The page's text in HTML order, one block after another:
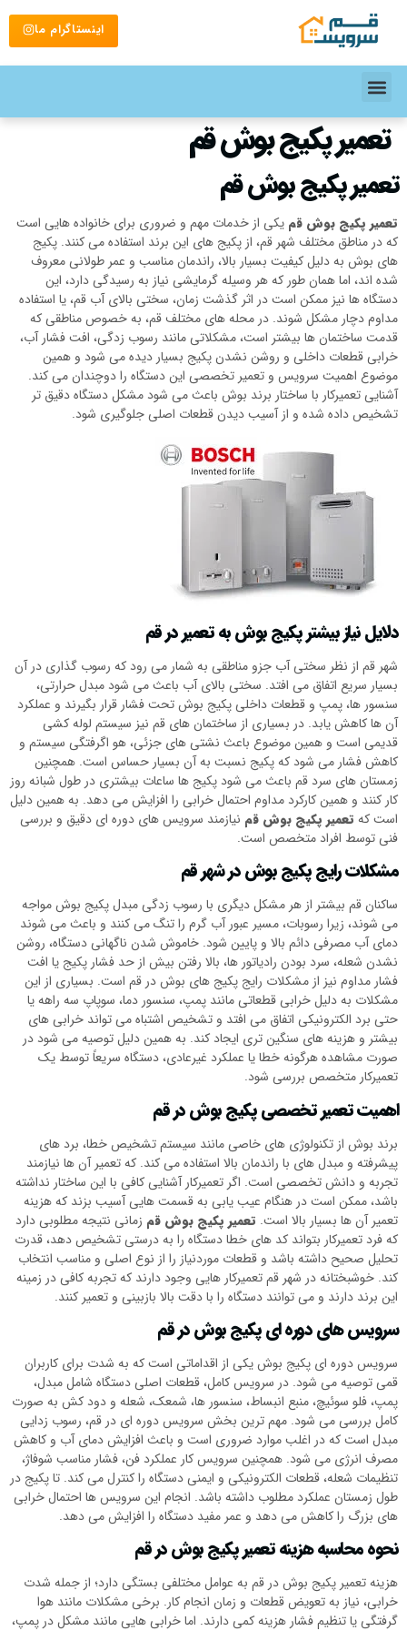
اینستاگرام ما
تعمیر پکیج بوش قم
تعمیر پکیج بوش قم
تعمیر پکیج بوش قم یکی از خدمات مهم و ضروری برای خانواده هایی است
که در مناطق مختلف شهر قم، از پکیج های این برند استفاده می کنند. پکیج
های بوش به دلیل کیفیت بسیار بالا، راندمان مناسب و عمر طولانی معروف
شده اند، اما همان طور که هر وسیله گرمایشی نیاز به رسیدگی دارد، این
دستگاه ها نیز ممکن است در اثر گذشت زمان، سختی بالای آب قم، یا استفاده
مداوم دچار مشکل شوند. در محله های مختلف قم، به خصوص مناطقی که
قدمت ساختمان ها بیشتر است، مشکلاتی مانند رسوب زدگی، افت فشار آب،
خرابی قطعات داخلی و روشن نشدن پکیج بسیار دیده می شود و همین
موضوع اهمیت سرویس و تعمیر تخصصی این دستگاه را دوچندان می کند.
آشنایی تعمیرکار با ساختار برند بوش باعث می شود مشکل دستگاه دقیق تر
تشخیص داده شده و از آسیب دیدن قطعات اصلی جلوگیری شود.
دلایل نیاز بیشتر پکیج بوش به تعمیر در قم
شهر قم از نظر سختی آب جزو مناطقی به شمار می رود که رسوب گذاری در آن
بسیار سریع اتفاق می افتد. سختی بالای آب باعث می شود مبدل حرارتی،
سنسور ها، پمپ و قطعات داخلی پکیج بوش تحت فشار قرار بگیرند و عملکرد
آن ها کاهش یابد. در بسیاری از ساختمان های قم نیز سیستم لوله کشی
قدیمی است و همین موضوع باعث نشتی های جزئی، هو اگرفتگی سیستم و
کاهش فشار می شود که پکیج نسبت به آن بسیار حساس است. همچنین
زمستان های سرد قم باعث می شود پکیج ها ساعات بیشتری در طول شبانه روز
کار کنند و همین کارکرد مداوم احتمال خرابی را افزایش می دهد. به همین دلیل
است که تعمیر پکیج بوش قم نیازمند سرویس های دوره ای دقیق و بررسی
فنی توسط افراد متخصص است.
مشکلات رایج پکیج بوش در شهر قم
ساکنان قم بیشتر از هر مشکل دیگری با رسوب زدگی مبدل پکیج بوش مواجه
می شوند، زیرا رسوبات، مسیر عبور آب گرم را تنگ می کنند و باعث می شوند
دمای آب مصرفی دائم بالا و پایین شود. خاموش شدن ناگهانی دستگاه، روشن
نشدن شعله، سرد بودن رادیاتور ها، بالا رفتن بیش از حد فشار پکیج یا افت
فشار مداوم نیز از مشکلات رایج پکیج های بوش در قم است. بسیاری از این
مشکلات به دلیل خرابی قطعاتی مانند پمپ، سنسور دما، سوپاپ سه راهه یا
حتی برد الکترونیکی اتفاق می افتد و تشخیص اشتباه می تواند خرابی های
بیشتر و هزینه های سنگین تری ایجاد کند. به همین دلیل توصیه می شود در
صورت مشاهده هرگونه خطا یا عملکرد غیرعادی، دستگاه سریعاً توسط یک
تعمیرکار متخصص بررسی شود.
اهمیت تعمیر تخصصی پکیج بوش در قم
برند بوش از تکنولوژی های خاصی مانند سیستم تشخیص خطا، برد های
پیشرفته و مبدل های با راندمان بالا استفاده می کند. که تعمیر آن ها نیازمند
تجربه و دانش تخصصی است. اگر تعمیرکار آشنایی کافی با این ساختار نداشته
باشد، ممکن است در هنگام عیب یابی به قسمت هایی آسیب بزند که هزینه
تعمیر آن ها بسیار بالا است. تعمیر پکیج بوش قم زمانی نتیجه مطلوبی دارد
که فرد تعمیرکار بتواند کد های خطا دستگاه را به درستی تشخیص دهد، قدرت
تحلیل صحیح داشته باشد و قطعات موردنیاز را از نوع اصلی و مناسب انتخاب
کند. خوشبختانه در شهر قم تعمیرکار هایی وجود دارند که تجربه کافی در زمینه
این برند دارند و می توانند دستگاه را با دقت بالا بازبینی و تعمیر کنند.
سرویس های دوره ای پکیج بوش در قم
سرویس دوره ای پکیج بوش یکی از اقداماتی است که به شدت برای کاربران
قمی توصیه می شود. در سرویس کامل، قطعات اصلی دستگاه شامل مبدل،
پمپ، فلو سوئیچ، منبع انبساط، سنسور ها، شمعک، شعله و دود کش به صورت
کامل بررسی می شود. مهم ترین بخش سرویس دوره ای در قم، رسوب زدایی
مبدل است که در اغلب موارد ضروری است و باعث افزایش دمای آب و کاهش
مصرف انرژی می شود. همچنین سرویس کار عملکرد فن، فشار مناسب شوفاژ،
تنظیمات شعله، قطعات الکترونیکی و ایمنی دستگاه را کنترل می کند. تا پکیج در
طول زمستان عملکرد مطلوب داشته باشد. انجام این سرویس ها احتمال خرابی
های بزرگ را کاهش می دهد و عمر مفید دستگاه را افزایش می دهد.
نحوه محاسبه هزینه تعمیر پکیج بوش در قم
هزینه تعمیر پکیج بوش در قم به عوامل مختلفی بستگی دارد؛ از جمله شدت
خرابی، نیاز به تعویض قطعات و زمان انجام کار. برخی مشکلات مانند هوا
گرفتگی یا تنظیم فشار هزینه کمی دارند. اما خرابی هایی مانند مشکل در پمپ،